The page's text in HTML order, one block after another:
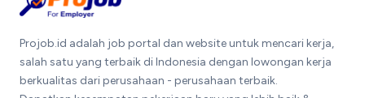
Projob.id adalah job portal dan website untuk mencari kerja,
salah satu yang terbaik di Indonesia dengan lowongan kerja
berkualitas dari perusahaan - perusahaan terbaik.